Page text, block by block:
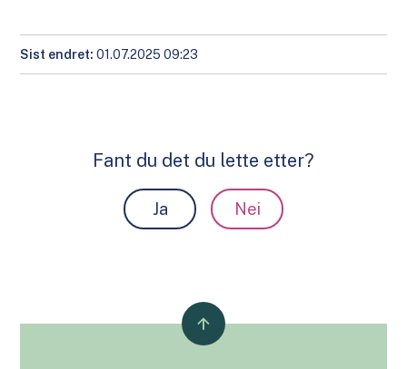
Sist endret 01.07.2025 09:23
Fant du det du lette etter?
Ja Nei